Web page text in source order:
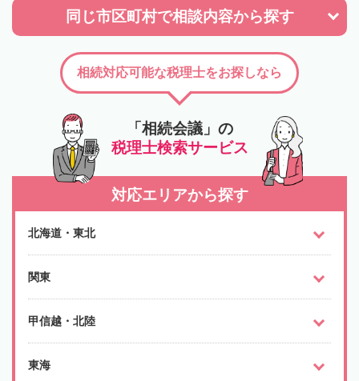
同じ市区町村で相談内容から探す
「相続会議」の
税理士検索サービス
相続対応可能な税理士をお探しなら
対応エリアから探す
北海道・東北
関東
甲信越・北陸
東海